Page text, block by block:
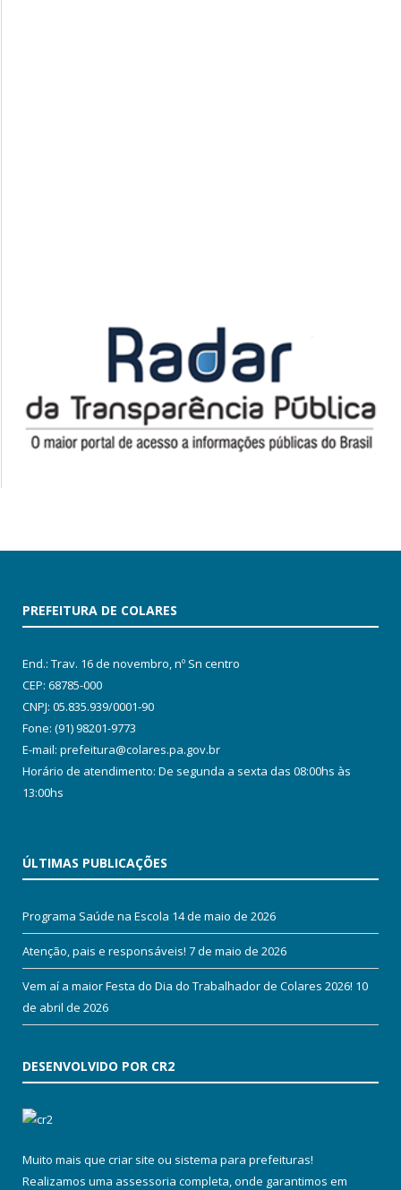
PREFEITURA DE COLARES
End.: Trav. 16 de novembro, nº Sn centro
CEP: 68785-000
CNPJ: 05.835.939/0001-90
Fone: (91) 98201-9773
E-mail: prefeitura@colares.pa.gov.br
Horário de atendimento: De segunda a sexta das 08:00hs às
13:00hs
ÚLTIMAS PUBLICAÇÕES
Programa Saúde na Escola 14 de maio de 2026
Atenção, pais e responsáveis! 7 de maio de 2026
Vem aí a maior Festa do Dia do Trabalhador de Colares 2026! 10
de abril de 2026
DESENVOLVIDO POR CR2
Muito mais que criar site ou sistema para prefeituras!
Realizamos uma assessoria completa, onde garantimos em